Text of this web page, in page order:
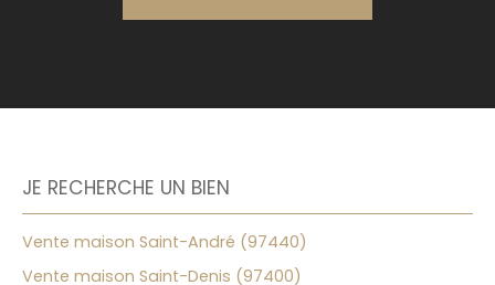
JE RECHERCHE UN BIEN
Vente maison Saint-André (97440)
Vente maison Saint-Denis (97400)